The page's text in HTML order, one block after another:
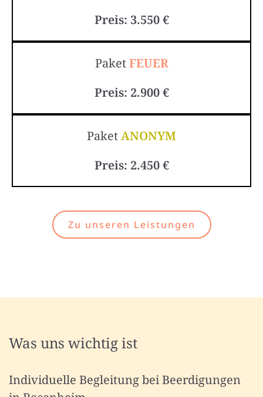
Preis: 3.550 €
PaketFEUER
Preis: 2.900 €
PaketANONYM
Preis: 2.450 €
Zu unseren Leistungen
Was uns wichtig ist
Individuelle Begleitung bei Beerdigungen